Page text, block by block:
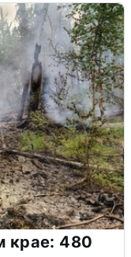
крае: 480